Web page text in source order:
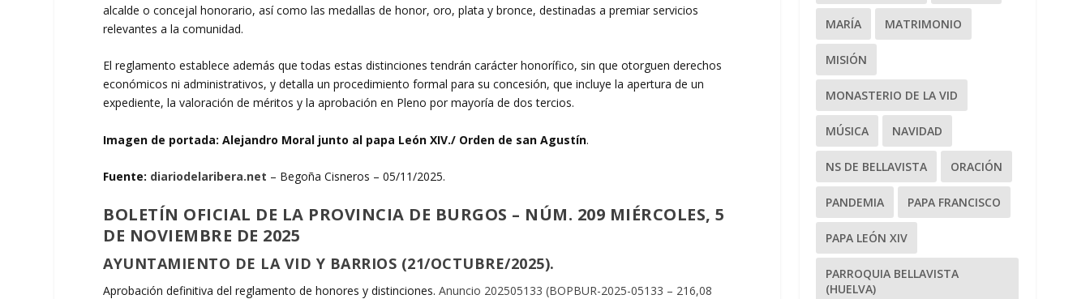
alcalde o concejal honorario, así como las medallas de honor, oro, plata y bronce, destinadas a premiar servicios
relevantes a la comunidad.
El reglamento establece además que todas estas distinciones tendrán carácter honorífico, sin que otorguen derechos
económicos ni administrativos, y detalla un procedimiento formal para su concesión, que incluye la apertura de un
expediente, la valoración de méritos y la aprobación en Pleno por mayoría de dos tercios.
Imagen de portada: Alejandro Moral junto al papa León XIV./ Orden de san Agustín.
Fuente: diariodelaribera.net – Begoña Cisneros – 05/11/2025.
BOLETÍN OFICIAL DE LA PROVINCIA DE BURGOS – NÚM. 209 MIÉRCOLES, 5
DE NOVIEMBRE DE 2025
AYUNTAMIENTO DE LA VID Y BARRIOS (21/OCTUBRE/2025).
Aprobación definitiva del reglamento de honores y distinciones.Anuncio 202505133 (BOPBUR-2025-05133 – 216,08
MARÍA MATRIMONIO
MISIÓN
MONASTERIO DE LA VID
MÚSICA NAVIDAD
NS DE BELLAVISTA ORACIÓN
PANDEMIA PAPA FRANCISCO
PAPA LEÓN XIV
PARROQUIA BELLAVISTA
(HUELVA)